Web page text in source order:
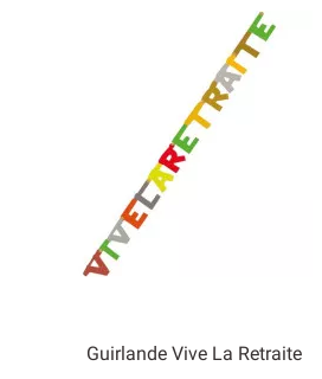
Guirlande Vive La Retraite